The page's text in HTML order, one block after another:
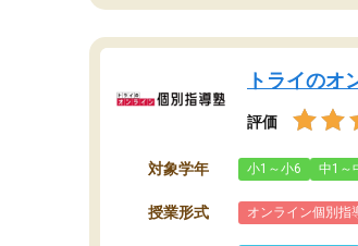
トライのオ
評価
対象学年 小1～小6 中1～
授業形式 オンライン個別指